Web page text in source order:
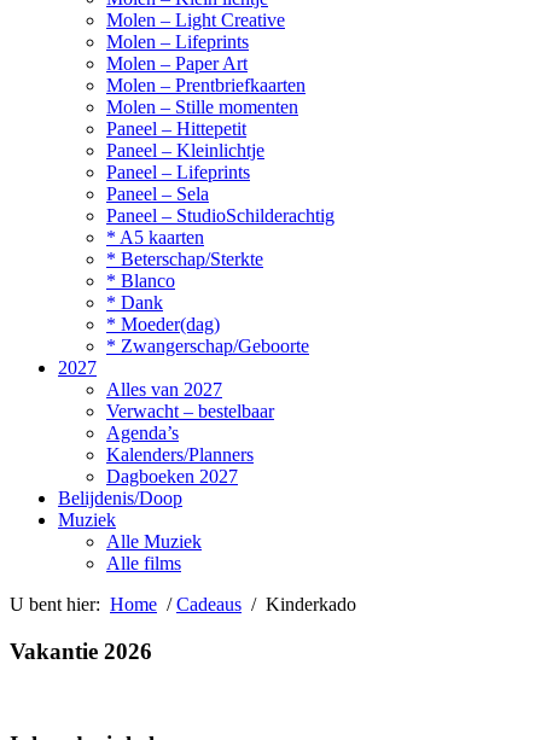
Molen – Light Creative
Molen – Lifeprints
Molen – Paper Art
Molen – Prentbriefkaarten
Molen – Stille momenten
Paneel – Hittepetit
Paneel – Kleinlichtje
Paneel – Lifeprints
Paneel – Sela
Paneel – StudioSchilderachtig
* A5 kaarten
* Beterschap/Sterkte
* Blanco
* Dank
* Moeder(dag)
* Zwangerschap/Geboorte
2027
Alles van 2027
Verwacht – bestelbaar
Agenda’s
Kalenders/Planners
Dagboeken 2027
Belijdenis/Doop
Muziek
Alle Muziek
Alle films
U bent hier: Home /Cadeaus / Kinderkado
Vakantie 2026